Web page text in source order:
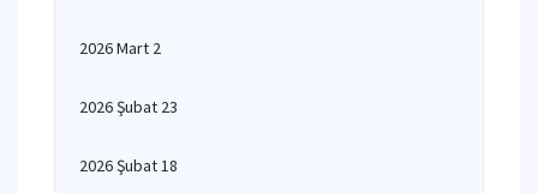
2026 Mart 2
2026 Şubat 23
2026 Şubat 18